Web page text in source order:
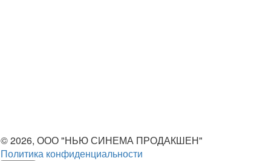
© 2026, ООО "НЬЮ СИНЕМА ПРОДАКШЕН"
Политика конфиденциальности